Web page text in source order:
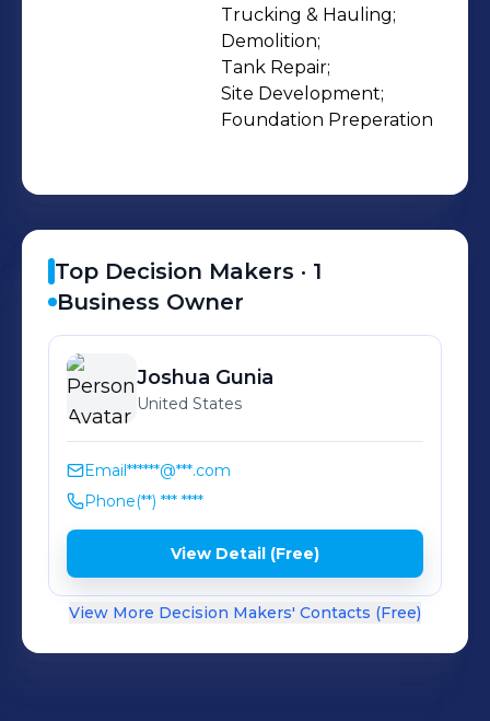
Trucking & Hauling;
Demolition;
Tank Repair;
Site Development;
Foundation Preperation
Top Decision Makers · 1
Business Owner
Joshua Gunia
United States
Email******@***.com
Phone(**) *** ****
View Detail (Free)
View More Decision Makers' Contacts (Free)